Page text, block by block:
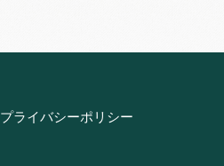
プライバシーポリシー